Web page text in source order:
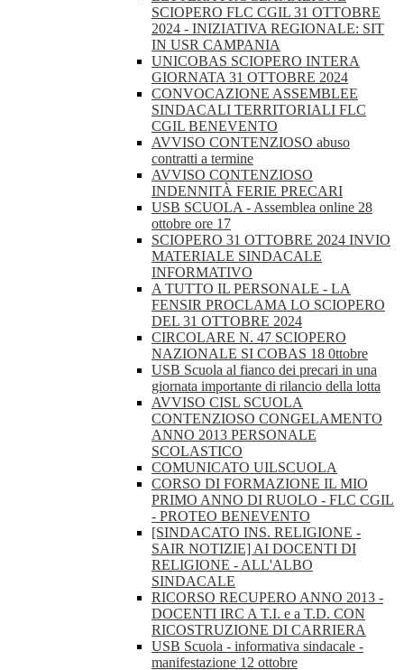
SCIOPERO FLC CGIL 31 OTTOBRE
2024 - INIZIATIVA REGIONALE: SIT
IN USR CAMPANIA
UNICOBAS SCIOPERO INTERA
GIORNATA 31 OTTOBRE 2024
CONVOCAZIONE ASSEMBLEE
SINDACALI TERRITORIALI FLC
CGIL BENEVENTO
AVVISO CONTENZIOSO abuso
contratti a termine
AVVISO CONTENZIOSO
INDENNITÀ FERIE PRECARI
USB SCUOLA - Assemblea online 28
ottobre ore 17
SCIOPERO 31 OTTOBRE 2024 INVIO
MATERIALE SINDACALE
INFORMATIVO
A TUTTO IL PERSONALE - LA
FENSIR PROCLAMA LO SCIOPERO
DEL 31 OTTOBRE 2024
CIRCOLARE N. 47 SCIOPERO
NAZIONALE SI COBAS 18 0ttobre
USB Scuola al fianco dei precari in una
giornata importante di rilancio della lotta
AVVISO CISL SCUOLA
CONTENZIOSO CONGELAMENTO
ANNO 2013 PERSONALE
SCOLASTICO
COMUNICATO UILSCUOLA
CORSO DI FORMAZIONE IL MIO
PRIMO ANNO DI RUOLO - FLC CGIL
- PROTEO BENEVENTO
[SINDACATO INS. RELIGIONE -
SAIR NOTIZIE] AI DOCENTI DI
RELIGIONE - ALL'ALBO
SINDACALE
RICORSO RECUPERO ANNO 2013 -
DOCENTI IRC A T.I. e a T.D. CON
RICOSTRUZIONE DI CARRIERA
USB Scuola - informativa sindacale -
manifestazione 12 ottobre